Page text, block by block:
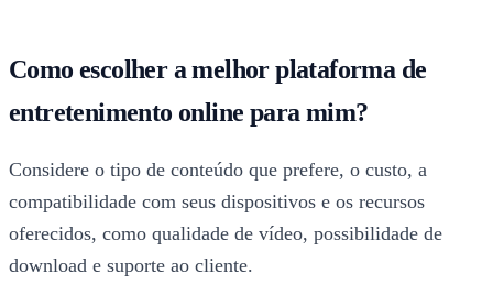
Como escolher a melhor plataforma de
entretenimento online para mim?
Considere o tipo de conteúdo que prefere, o custo, a
compatibilidade com seus dispositivos e os recursos
oferecidos, como qualidade de vídeo, possibilidade de
download e suporte ao cliente.